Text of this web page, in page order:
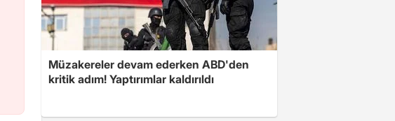
Müzakereler devam ederken ABD'den
kritik adım! Yaptırımlar kaldırıldı